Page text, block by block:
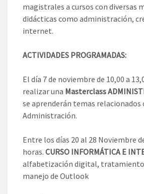
magistrales a cursos con diversas
didácticas como administración,
internet.
ACTIVIDADES PROGRAMADAS:
El día 7 de noviembre de 10,00 a
realizar una Masterclass
se aprenderán temas relacionados
Administración.
Entre los días 20 al 28 Noviembre
horas. CURSO INFORMÁTICA E
alfabetización digital,
manejo de Outlook